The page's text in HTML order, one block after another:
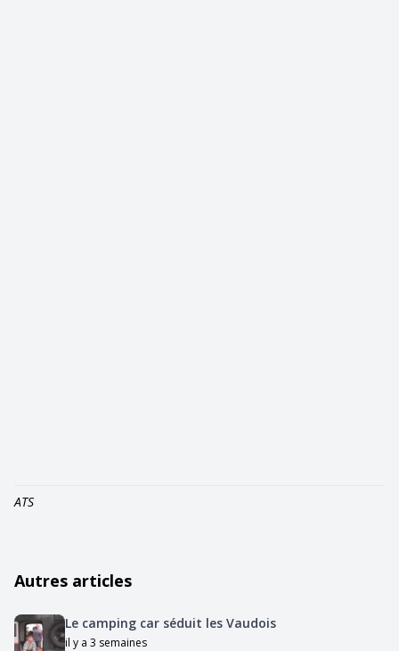
ATS
Autres articles
Le camping car séduit les Vaudois
il y a 3 semaines